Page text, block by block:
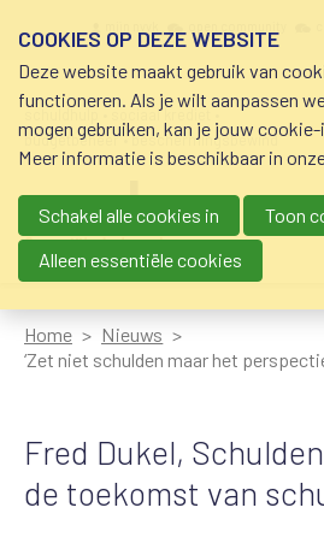
schuldhulp • sociaal krediet •
budgetbeheer • beschermingsbewind
Main navigation
Home
Nieuws
‘Zet niet schulden maar het
Fred Dukel,
de toekomst van
COOKIES OP DEZE WEBSITE
Deze website maakt gebruik van
functioneren. Als je wilt aanpassen
mogen gebruiken, kan je jouw
Meer informatie is beschikbaar in
Schakel alle cookies in
Toon
Alleen essentiële cookies